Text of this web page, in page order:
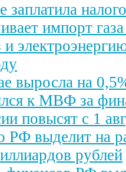
заплатила
импорт
выросла на
к МВФ за
повысят с 1
РФ выделит на
рублей